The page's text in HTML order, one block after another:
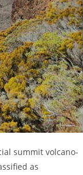
summit volcano-
as